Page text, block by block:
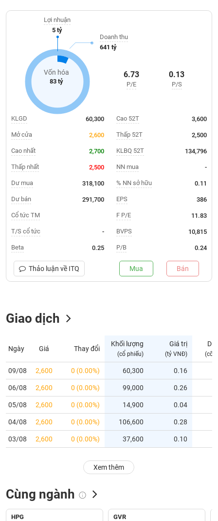
doanh
số
Biến
động
phiếu
Giao
dịch
nội
bộ
Trạng
thái
phiếu
trường
yết
mới
Niêm
yết
bổ
sung
Hủy
niêm
đặc
trung chủ yếu ở Hà Nội, các tỉnh phía Bắc, miền Trung.
Vốn hóa
83 tỷ
Lợi nhuận
5 tỷ
Doanh thu
641 tỷ
6.73
P/E
0.13
P/S
KLGD 60,300
Mở cửa 2,600
Cao nhất 2,700
Thấp nhất 2,500
Dư mua 318,100
Dư bán 291,700
Cổ tức TM
T/S cổ tức -
Beta 0.25
Cao 52T 3,600
Thấp 52T 2,500
KLBQ 52T 134,796
NN mua -
% NN sở hữu 0.11
EPS 386
F P/E 11.83
BVPS 10,815
P/B 0.24
Thảo luận về ITQ Mua Bán
Giao dịch
Ngày Giá Thay đổi
Khối lượng
(cổ phiếu)
Giá trị
(tỷ VNĐ)
Dư
(cổ
09/08 2,600 0 (0.00%) 60,300 0.16
06/08 2,600 0 (0.00%) 99,000 0.26
05/08 2,600 0 (0.00%) 14,900 0.04
04/08 2,600 0 (0.00%) 106,600 0.28
03/08 2,600 0 (0.00%) 37,600 0.10
Xem thêm
Cùng ngành
HPG
GVR
TÀI
CHÍNH
NHÂN
PHÂN
TÍCH
VIETSTOCKFINANCE
VĨ
MÔ
NGÀNH
PHIẾU
PHÁI
PHIẾU
CỤ
ĐẦU
TƯ